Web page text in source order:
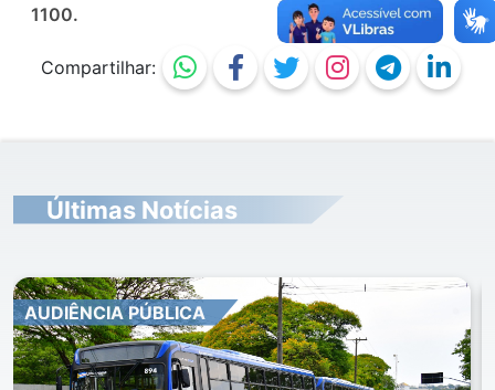
1100.
Compartilhar:
Últimas Notícias
AUDIÊNCIA PÚBLICA